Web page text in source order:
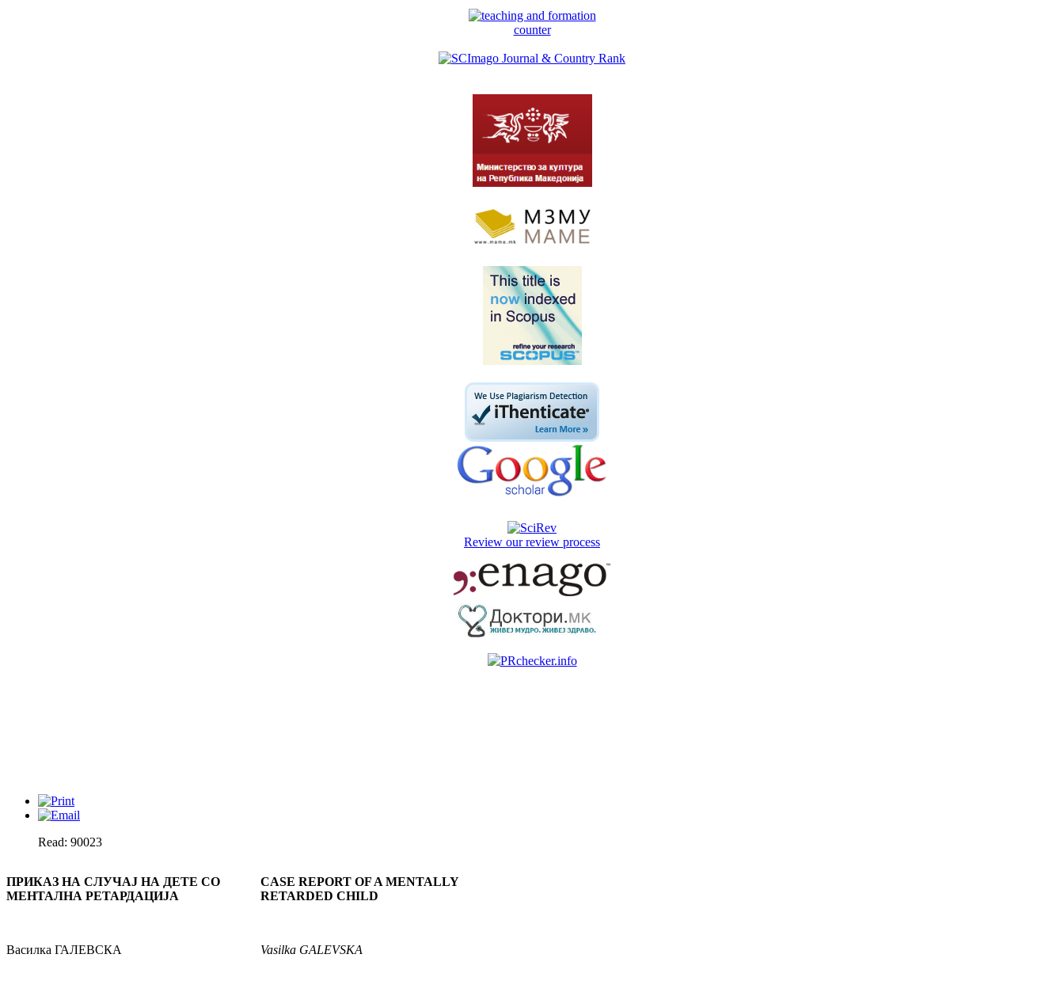
counter
Review our review process
Read: 90023
ПРИКАЗ НА СЛУЧАЈ НА ДЕТЕ СО
МЕНТАЛНА РЕТАРДАЦИЈА
Василка ГАЛЕВСКА
CASE REPORT OF A MENTALLY
RETARDED CHILD
Vasilka GALEVSKA